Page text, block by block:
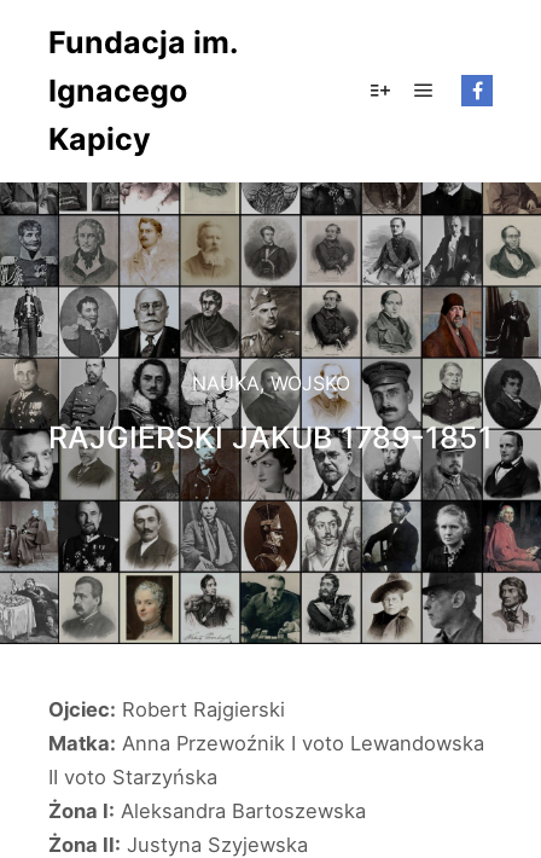
Fundacja im.
Ignacego
Kapicy
NAUKA,WOJSKO
RAJGIERSKI JAKUB 1789-1851
Ojciec: Robert Rajgierski
Matka: Anna Przewoźnik I voto Lewandowska
II voto Starzyńska
Żona I: Aleksandra Bartoszewska
Żona II: Justyna Szyjewska